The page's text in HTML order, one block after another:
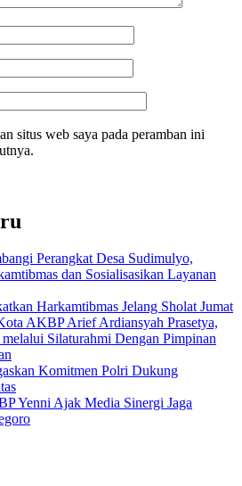
situs web saya pada peramban ini
Perangkat Desa Sudimulyo,
dan Sosialisasikan Layanan
Harkamtibmas Jelang Sholat Jumat
AKBP Arief Ardiansyah Prasetya,
Silaturahmi Dengan Pimpinan
Komitmen Polri Dukung
Yenni Ajak Media Sinergi Jaga